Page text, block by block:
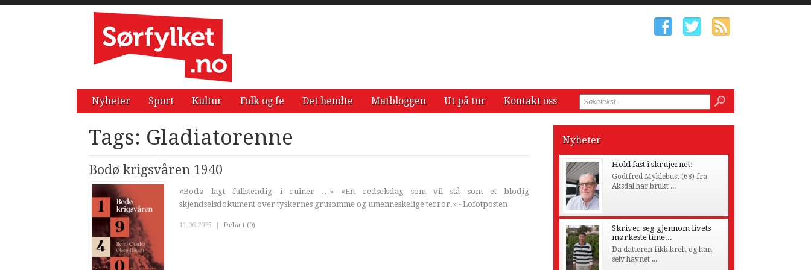
Nyheter Sport Kultur Folk og fe Det hendte Matbloggen Ut på tur Kontakt oss
Tags: Gladiatorenne
Bodø krigsvåren 1940
«Bodø lagt fullstendig i ruiner …» «En redselsdag som vil stå som et blodig
skjendselsdokument over tyskernes grusomme og umenneskelige terror.» - Lofotposten
11.06.2025 | Debatt (0)
Nyheter
Hold fast i skrujernet!
Godtfred Myklebust (68) fra
Aksdal har brukt ...
Skriver seg gjennom livets
mørkeste time...
Da datteren fikk kreft og han
selv havnet ...